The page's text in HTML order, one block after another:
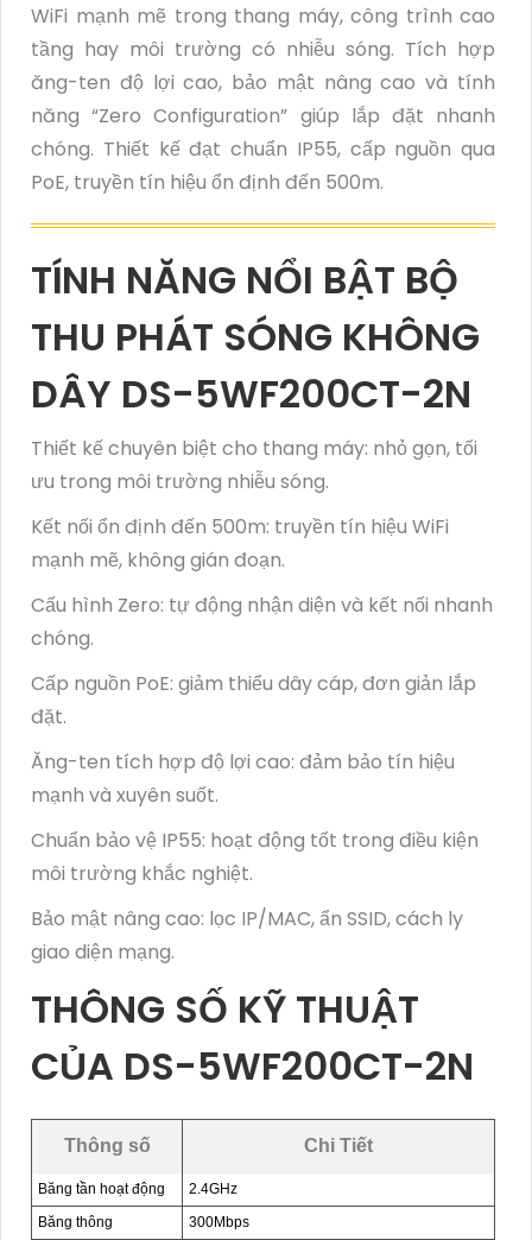
WiFi mạnh mẽ trong thang máy, công trình cao
tầng hay môi trường có nhiễu sóng. Tích hợp
ăng-ten độ lợi cao, bảo mật nâng cao và tính
năng “Zero Configuration” giúp lắp đặt nhanh
chóng. Thiết kế đạt chuẩn IP55, cấp nguồn qua
PoE, truyền tín hiệu ổn định đến 500m.
TÍNH NĂNG NỔI BẬT BỘ
THU PHÁT SÓNG KHÔNG
DÂY DS-5WF200CT-2N
Thiết kế chuyên biệt cho thang máy: nhỏ gọn, tối
ưu trong môi trường nhiễu sóng.
Kết nối ổn định đến 500m: truyền tín hiệu WiFi
mạnh mẽ, không gián đoạn.
Cấu hình Zero: tự động nhận diện và kết nối nhanh
chóng.
Cấp nguồn PoE: giảm thiểu dây cáp, đơn giản lắp
đặt.
Ăng-ten tích hợp độ lợi cao: đảm bảo tín hiệu
mạnh và xuyên suốt.
Chuẩn bảo vệ IP55: hoạt động tốt trong điều kiện
môi trường khắc nghiệt.
Bảo mật nâng cao: lọc IP/MAC, ẩn SSID, cách ly
giao diện mạng.
THÔNG SỐ KỸ THUẬT
CỦA DS-5WF200CT-2N
Thông số Chi Tiết
Băng tần hoạt động
2.4GHz
Băng thông
300Mbps